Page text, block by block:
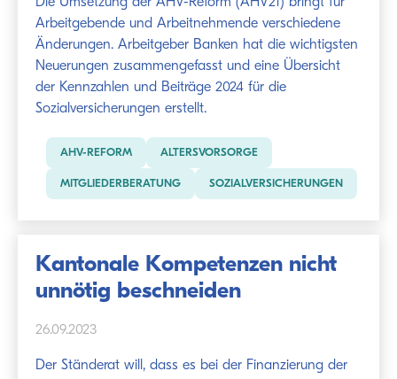
Arbeitgebende und Arbeitnehmende verschiedene
Änderungen. Arbeitgeber Banken hat die wichtigsten
Neuerungen zusammengefasst und eine Übersicht
der Kennzahlen und Beiträge 2024 für die
Sozialversicherungen erstellt.
AHV-REFORM ALTERSVORSORGE
MITGLIEDERBERATUNG SOZIALVERSICHERUNGEN
Kantonale Kompetenzen nicht
unnötig beschneiden
26.09.2023
Der Ständerat will, dass es bei der Finanzierung der